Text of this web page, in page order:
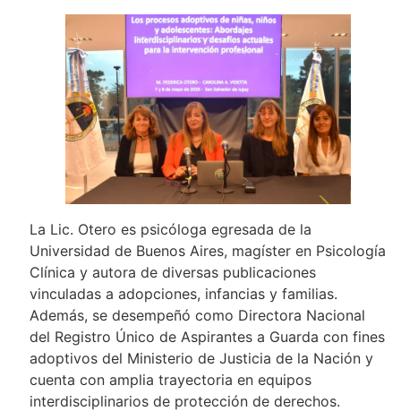
La Lic. Otero es psicóloga egresada de la
Universidad de Buenos Aires, magíster en Psicología
Clínica y autora de diversas publicaciones
vinculadas a adopciones, infancias y familias.
Además, se desempeñó como Directora Nacional
del Registro Único de Aspirantes a Guarda con fines
adoptivos del Ministerio de Justicia de la Nación y
cuenta con amplia trayectoria en equipos
interdisciplinarios de protección de derechos.